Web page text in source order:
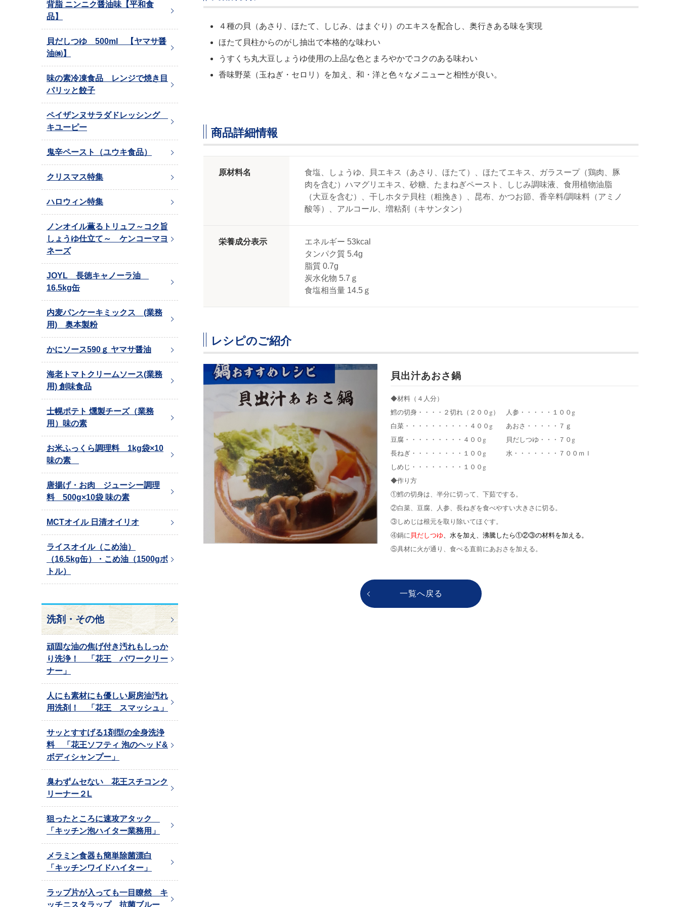
４種の貝（あさり、ほたて、しじみ、はまぐり）のエキスを配合し、奥行きある味を実現
ほたて貝柱からのがし抽出で本格的な味わい
うすくち丸大豆しょうゆ使用の上品な色とまろやかでコクのある味わい
香味野菜（玉ねぎ・セロリ）を加え、和・洋と色々なメニューと相性が良い。
商品詳細情報
原材料名
食塩、しょうゆ、貝エキス（あさり、ほたて）、ほたてエキス、ガラスープ（鶏肉、豚
肉を含む）ハマグリエキス、砂糖、たまねぎペースト、しじみ調味液、食用植物油脂
（大豆を含む）、干しホタテ貝柱（粗挽き）、昆布、かつお節、香辛料/調味料（アミノ
酸等）、アルコール、増粘剤（キサンタン）
栄養成分表示
エネルギー 53kcal
タンパク質 5.4g
脂質 0.7g
炭水化物 5.7ｇ
食塩相当量 14.5ｇ
レシピのご紹介
貝出汁あおさ鍋
◆材料（４人分）
鱈の切身・・・・２切れ（２００g） 人参・・・・・１００g
白菜・・・・・・・・・・４００g あおさ・・・・・７ｇ
豆腐・・・・・・・・・４００g 貝だしつゆ・・・７０g
長ねぎ・・・・・・・・１００g 水・・・・・・・７００ｍｌ
しめじ・・・・・・・・１００g
◆作り方
①鱈の切身は、半分に切って、下茹でする。
②白菜、豆腐、人参、長ねぎを食べやすい大きさに切る。
③しめじは根元を取り除いてほぐす。
④鍋に 貝だしつゆ、水を加え、沸騰したら①②③の材料を加える。
⑤具材に火が通り、食べる直前にあおさを加える。
一覧へ戻る
背脂 ニンニク醤油味【平和食
品】
貝だしつゆ 500ml 【ヤマサ醤
油㈱】
味の素冷凍食品 レンジで焼き目
パリッと餃子
ペイザンヌサラダドレッシング
キユーピー
鬼辛ペースト（ユウキ食品）
クリスマス特集
ハロウィン特集
ノンオイル薫るトリュフ～コク旨
しょうゆ仕立て～ ケンコーマヨ
ネーズ
JOYL 長徳キャノーラ油
16.5kg缶
内麦パンケーキミックス (業務
用) 奥本製粉
かにソース590ｇ ヤマサ醤油
海老トマトクリームソース(業務
用) 創味食品
士幌ポテト 燻製チーズ（業務
用）味の素
お米ふっくら調理料 1kg袋×10
味の素
唐揚げ・お肉 ジューシー調理
料 500g×10袋 味の素
MCTオイル 日清オイリオ
ライスオイル（こめ油）
（16.5kg缶）・こめ油（1500gボ
トル）
洗剤・その他
頑固な油の焦げ付き汚れもしっか
り洗浄！ 「花王 パワークリー
ナー」
人にも素材にも優しい厨房油汚れ
用洗剤！ 「花王 スマッシュ」
サッとすすげる1剤型の全身洗浄
料 「花王ソフティ 泡のヘッド&
ボディシャンプー」
臭わずムセない 花王スチコンク
リーナー２L
狙ったところに速攻アタック
「キッチン泡ハイター業務用」
メラミン食器も簡単除菌漂白
「キッチンワイドハイター」
ラップ片が入っても一目瞭然 キ
ッチニスタラップ 抗菌ブルー